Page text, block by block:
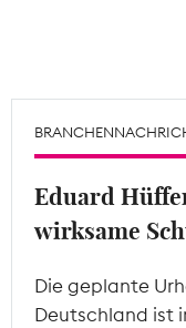
Eduard
wirksame
Die geplante
Deutschland ist